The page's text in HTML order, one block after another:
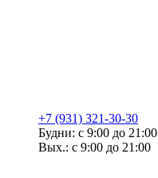
+7 (931) 321-30-30
Будни: с 9:00 до 21:00
Вых.: с 9:00 до 21:00